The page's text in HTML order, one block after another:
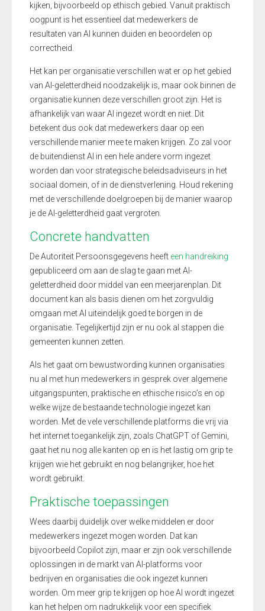
kijken, bijvoorbeeld op ethisch gebied. Vanuit praktisch
oogpunt is het essentieel dat medewerkers de
resultaten van AI kunnen duiden en beoordelen op
correctheid.
Het kan per organisatie verschillen wat er op het gebied
van AI-geletterdheid noodzakelijk is, maar ook binnen de
organisatie kunnen deze verschillen groot zijn. Het is
afhankelijk van waar AI ingezet wordt en niet. Dit
betekent dus ook dat medewerkers daar op een
verschillende manier mee te maken krijgen. Zo zal voor
de buitendienst AI in een hele andere vorm ingezet
worden dan voor strategische beleidsadviseurs in het
sociaal domein, of in de dienstverlening. Houd rekening
met de verschillende doelgroepen bij de manier waarop
je de AI-geletterdheid gaat vergroten.
Concrete handvatten
De Autoriteit Persoonsgegevens heeft een handreiking
gepubliceerd om aan de slag te gaan met AI-
geletterdheid door middel van een meerjarenplan. Dit
document kan als basis dienen om het zorgvuldig
omgaan met AI uiteindelijk goed te borgen in de
organisatie. Tegelijkertijd zijn er nu ook al stappen die
gemeenten kunnen zetten.
Als het gaat om bewustwording kunnen organisaties
nu al met hun medewerkers in gesprek over algemene
uitgangspunten, praktische en ethische risico’s en op
welke wijze de bestaande technologie ingezet kan
worden. Met de vele verschillende platforms die vrij via
het internet toegankelijk zijn, zoals ChatGPT of Gemini,
gaat het nu nog alle kanten op en is het lastig om grip te
krijgen wie het gebruikt en nog belangrijker, hoe het
wordt gebruikt.
Praktische toepassingen
Wees daarbij duidelijk over welke middelen er door
medewerkers ingezet mogen worden. Dat kan
bijvoorbeeld Copilot zijn, maar er zijn ook verschillende
oplossingen in de markt van AI-platforms voor
bedrijven en organisaties die ook ingezet kunnen
worden. Om meer grip te krijgen op hoe AI wordt ingezet
kan het helpen om nadrukkelijk voor een specifiek